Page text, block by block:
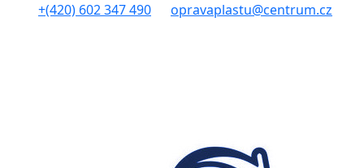
+(420) 602 347 490 opravaplastu@centrum.cz